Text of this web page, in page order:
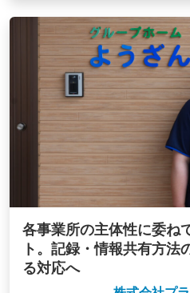
各事業所の主体性に委ね
ト。記録・情報共有方法
る対応へ